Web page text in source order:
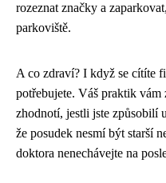
rozeznat značky a
parkoviště.
A co zdraví? I když se cítíte
potřebujete. Váš praktik
zhodnotí, jestli jste způsobilí
že posudek nesmí být starší
doktora nenechávejte na